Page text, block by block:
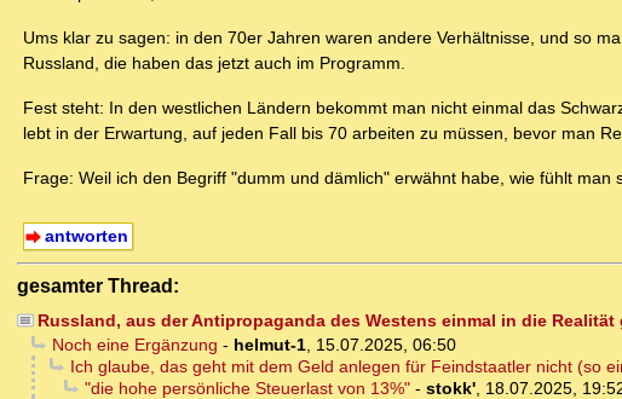
Ums klar zu sagen: in den 70er Jahren waren andere Verhältnisse, und so
Russland, die haben das jetzt auch im Programm.
Fest steht: In den westlichen Ländern bekommt man nicht einmal das
lebt in der Erwartung, auf jeden Fall bis 70 arbeiten zu müssen, bevor man
Frage: Weil ich den Begriff "dumm und dämlich" erwähnt habe, wie fühlt
antworten
gesamter Thread:
Russland, aus der Antipropaganda des Westens einmal in die Realität
Noch eine Ergänzung - helmut-1, 15.07.2025, 06:50
Ich glaube, das geht mit dem Geld anlegen für Feindstaatler nicht (so
"die hohe persönliche Steuerlast von 13%"- stokk', 18.07.2025,